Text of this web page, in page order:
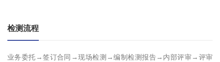
检测流程
业务委托→签订合同→现场检测→编制检测报告→内部评审→评审